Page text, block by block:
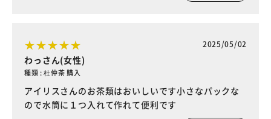
2025/05/02
わっさん(女性)
種類 : 杜仲茶 購入
アイリスさんのお茶類はおいしいです小さなパックな
ので水筒に１つ入れて作れて便利です